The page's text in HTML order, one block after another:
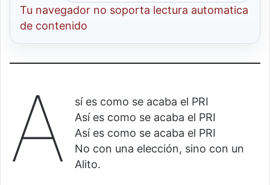
Tu navegador no soporta lectura automatica
de contenido
A
sí es como se acaba el PRI
Así es como se acaba el PRI
Así es como se acaba el PRI
No con una elección, sino con un
Alito.